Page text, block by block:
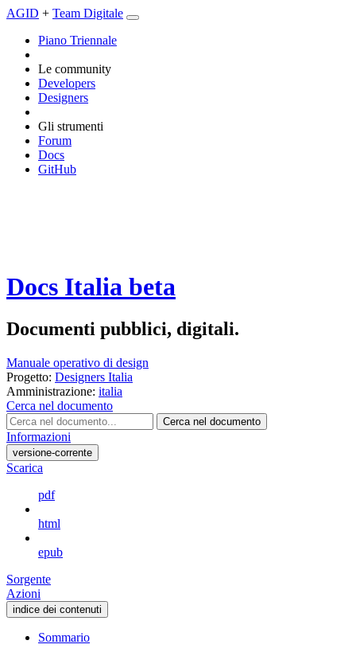
AGID + Team Digitale
Piano Triennale
Le community
Developers
Designers
Gli strumenti
Forum
Docs
GitHub
Docs Italia beta
Documenti pubblici, digitali.
Manuale operativo di design
Progetto: Designers Italia
Amministrazione: italia
Cerca nel documento
Cerca nel documento
Informazioni
versione-corrente
Scarica
pdf
html
epub
Sorgente
Azioni
indice dei contenuti
Sommario